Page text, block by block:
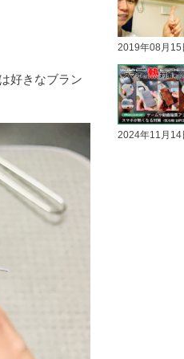
好きなブラン
2019年08月15
2024年11月14